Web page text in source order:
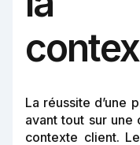
La réussite d’une
avant tout sur
contexte client.